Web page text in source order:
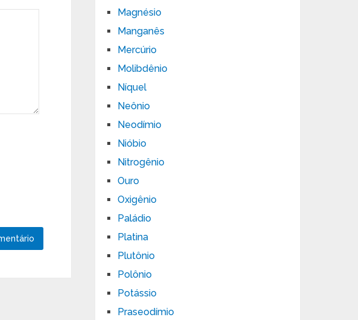
Magnésio
Manganês
Mercúrio
Molibdênio
Níquel
Neônio
Neodímio
Nióbio
Nitrogênio
Ouro
Oxigênio
Paládio
Platina
Plutônio
Polônio
Potássio
Praseodímio